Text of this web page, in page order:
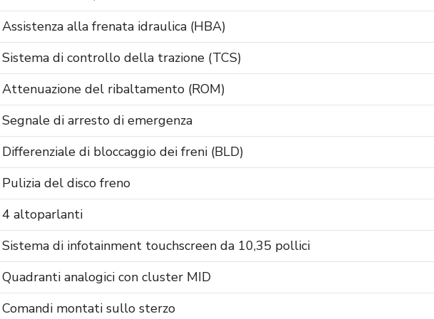
Assistenza alla frenata idraulica (HBA)
Sistema di controllo della trazione (TCS)
Attenuazione del ribaltamento (ROM)
Segnale di arresto di emergenza
Differenziale di bloccaggio dei freni (BLD)
Pulizia del disco freno
4 altoparlanti
Sistema di infotainment touchscreen da 10,35 pollici
Quadranti analogici con cluster MID
Comandi montati sullo sterzo